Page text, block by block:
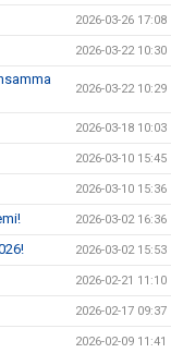
2026-03-26 17:08
2026-03-22 10:30
2026-03-22 10:29
2026-03-18 10:03
2026-03-10 15:45
2026-03-10 15:36
2026-03-02 16:36
2026-03-02 15:53
2026-02-21 11:10
2026-02-17 09:37
2026-02-09 11:41